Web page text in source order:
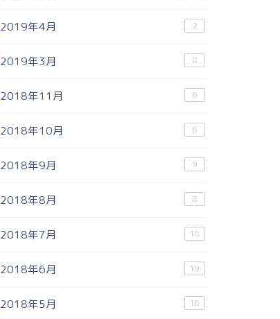
2019年4月 2
2019年3月 8
2018年11月 6
2018年10月 6
2018年9月 9
2018年8月 8
2018年7月 15
2018年6月 19
2018年5月 16